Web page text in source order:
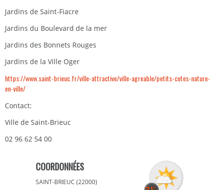
Jardins de Saint-Fiacre
Jardins du Boulevard de la mer
Jardins des Bonnets Rouges
Jardins de la Ville Oger
https://www.saint-brieuc.fr/ville-attractive/ville-agreable/petits-cotes-nature-
en-ville/
Contact:
Ville de Saint-Brieuc
02 96 62 54 00
COORDONNÉES
SAINT-BRIEUC (22000)